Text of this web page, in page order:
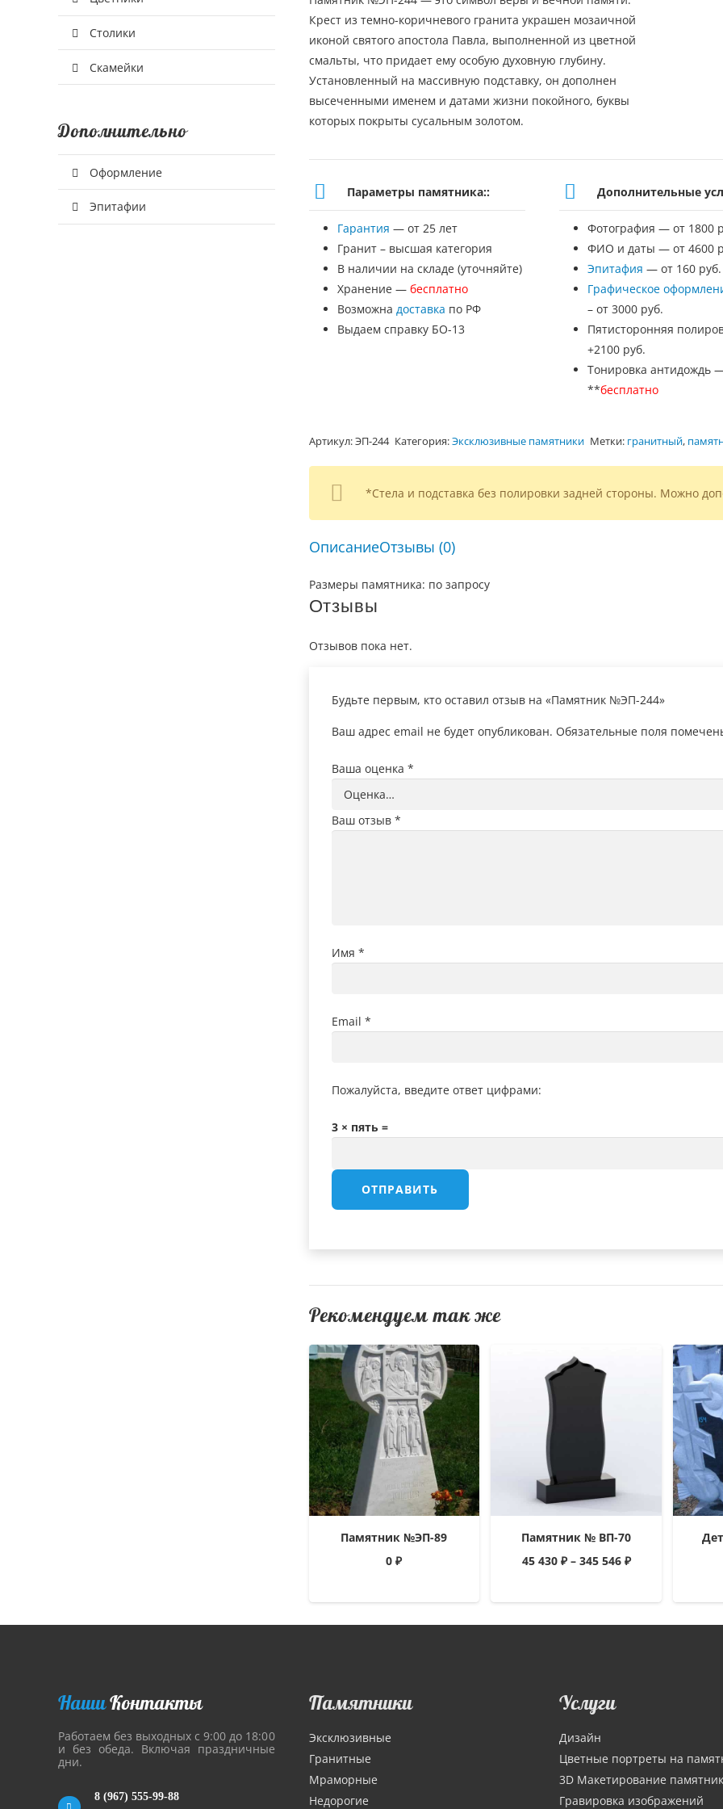
Столики
Скамейки
Дополнительно
Оформление
Эпитафии
Крест из темно-коричневого гранита украшен мозаичной
иконой святого апостола Павла, выполненной из цветной
смальты, что придает ему особую духовную глубину.
Установленный на массивную подставку, он дополнен
высеченными именем и датами жизни покойного, буквы
которых покрыты сусальным золотом.
Параметры памятника::
Гарантия — от 25 лет
Гранит – высшая категория
В наличии на складе (уточняйте)
Хранение — бесплатно
Возможна доставка по РФ
Выдаем справку БО-13
Дополнительные
Фотография — от 1800
ФИО и даты — от 4600
Эпитафия — от 160 руб.
Графическое
– от 3000 руб.
Пятисторонняя
+2100 руб.
Тонировка антидождь
**бесплатно
Артикул:ЭП-244 Категория:Эксклюзивные памятники Метки: гранитный,
*Стела и подставка без полировки задней стороны. Можно
ОписаниеОтзывы (0)
Размеры памятника: по запросу
Отзывы
Отзывов пока нет.
Будьте первым, кто оставил отзыв на «Памятник №ЭП-244»
Ваш адрес email не будет опубликован. Обязательные поля
Ваша оценка *
Ваш отзыв *
Имя *
Email *
Пожалуйста, введите ответ цифрами:
3 × пять =
Рекомендуем так же
Памятник №ЭП-89
0₽
Памятник № ВП-70
45 430 ₽– 345 546 ₽
НашиКонтакты
Работаем без выходных с 9:00 до 18:00
и без обеда. Включая праздничные
дни.
8 (967) 555-99-88
Памятники
Эксклюзивные
Гранитные
Мраморные
Недорогие
Услуги
Дизайн
Цветные портреты на
3D Макетирование
Гравировка изображений